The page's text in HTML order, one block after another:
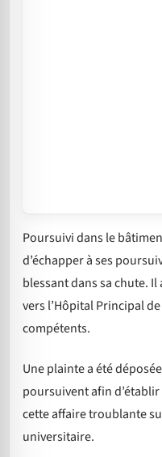
Poursuivi dans le
d’échapper à ses
blessant dans sa chute.
vers l’Hôpital Principal
compétents.
Une plainte a été
poursuivent afin
cette affaire troublante
universitaire.